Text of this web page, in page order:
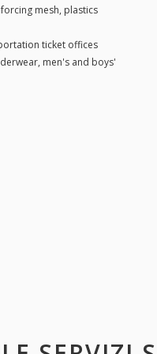
mesh, plastics
ticket offices
men's and boys'